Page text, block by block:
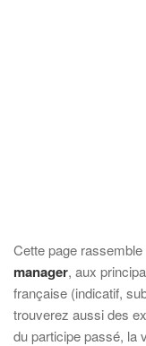
Cette page
manager, aux
française (indicatif,
trouverez aussi des
du participe passé, la